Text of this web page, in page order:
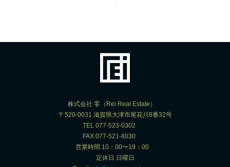
株式会社 零（Rei Real Estate）
〒520-0031 滋賀県大津市尾花川8番32号
TEL 077-523-0302
FAX 077-521-8030
営業時間 10：00〜19：00
定休日 日曜日